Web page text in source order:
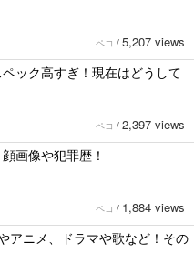
ペコ / 5,207 views
ック高すぎ！現在はどうして
ペコ / 2,397 views
画像や犯罪歴！
ペコ / 1,884 views
アニメ、ドラマや歌など！その